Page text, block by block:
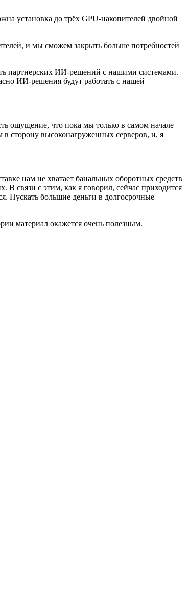
установка до трёх GPU-накопителей двойной
и мы сможем закрыть больше потребностей
партнерских ИИ-решений с нашими системами.
ИИ-решения будут работать с нашей
ощущение, что пока мы только в самом начале
сторону высоконагруженных серверов, и, я
нам не хватает банальных оборотных средств
связи с этим, как я говорил, сейчас приходится
Пускать большие деньги в долгосрочные
материал окажется очень полезным.